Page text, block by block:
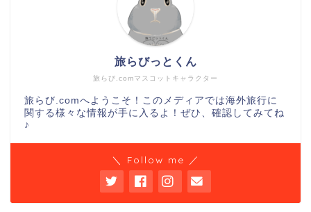
旅らび.comマスコットキャラクター
旅らびっとくん
旅らび.comへようこそ！このメディアでは海外旅行に
関する様々な情報が手に入るよ！ぜひ、確認してみてね
♪
＼ Follow me ／